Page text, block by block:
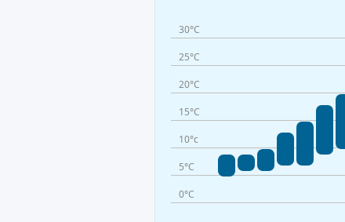
30°C
25°C
20°C
15°C
10°c
5°C
0°C